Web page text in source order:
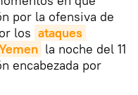
por la ofensiva de
los ataques
la noche del 11
encabezada por